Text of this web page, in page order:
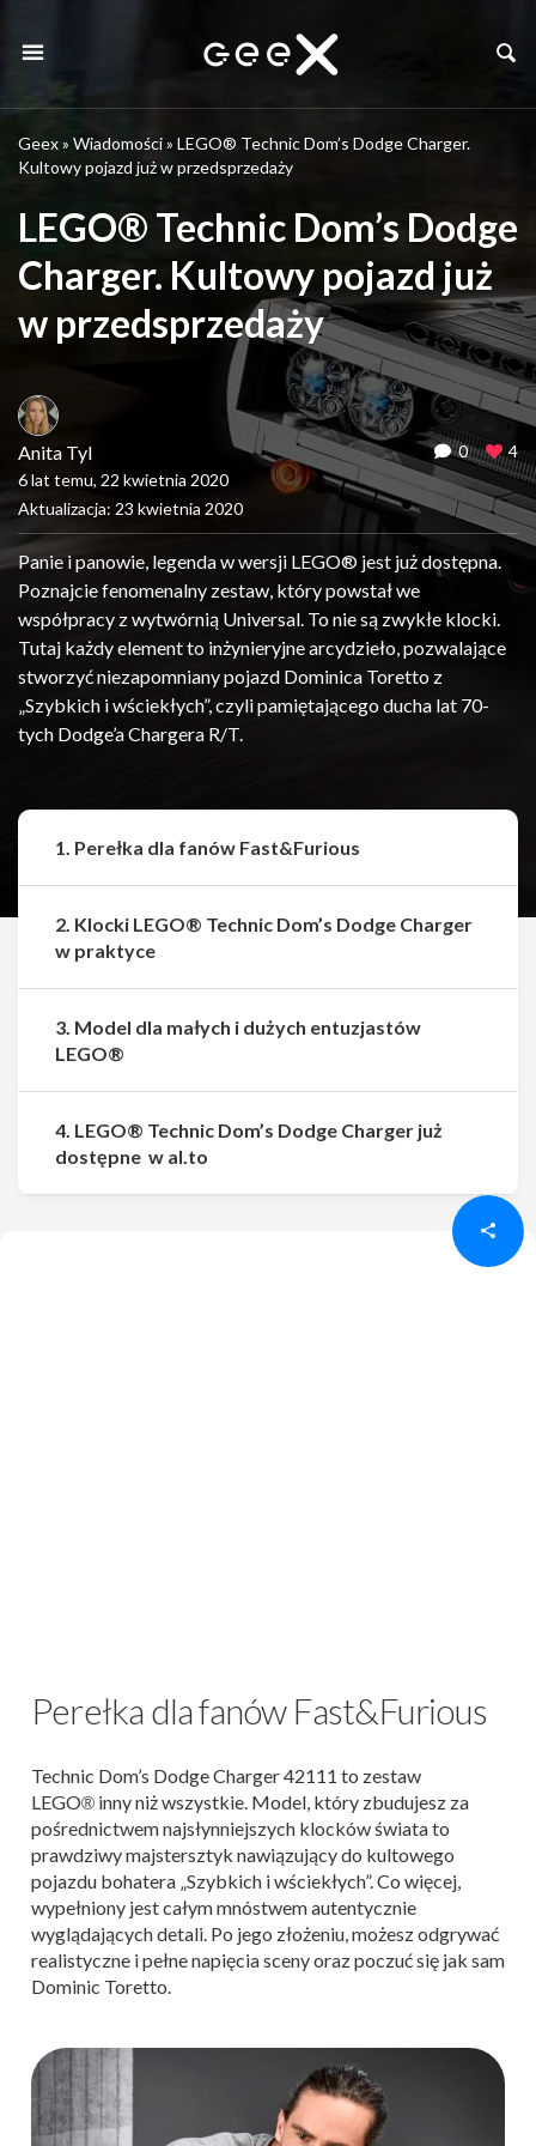
Geex» Wiadomości» LEGO® Technic Dom’s Dodge Charger.
Kultowy pojazd już w przedsprzedaży
LEGO® Technic Dom’s Dodge
Charger. Kultowy pojazd już
w przedsprzedaży
Anita Tyl
6 lat temu, 22 kwietnia 2020
Aktualizacja: 23 kwietnia 2020
0 4
Panie i panowie, legenda w wersji LEGO® jest już dostępna.
Poznajcie fenomenalny zestaw, który powstał we
współpracy z wytwórnią Universal. To nie są zwykłe klocki.
Tutaj każdy element to inżynieryjne arcydzieło, pozwalające
stworzyć niezapomniany pojazd Dominica Toretto z
„Szybkich i wściekłych”, czyli pamiętającego ducha lat 70-
tych Dodge’a Chargera R/T.
Udostępnij
Perełka dla fanów Fast&Furious
Technic Dom’s Dodge Charger 42111 to zestaw
LEGO® inny niż wszystkie. Model, który zbudujesz za
pośrednictwem najsłynniejszych klocków świata to
prawdziwy majstersztyk nawiązujący do kultowego
pojazdu bohatera „Szybkich i wściekłych”. Co więcej,
wypełniony jest całym mnóstwem autentycznie
wyglądających detali. Po jego złożeniu, możesz odgrywać
realistyczne i pełne napięcia sceny oraz poczuć się jak sam
Dominic Toretto.
1. Perełka dla fanów Fast&Furious
2. Klocki LEGO® Technic Dom’s Dodge Charger
w praktyce
3. Model dla małych i dużych entuzjastów
LEGO®
4. LEGO® Technic Dom’s Dodge Charger już
dostępne w al.to